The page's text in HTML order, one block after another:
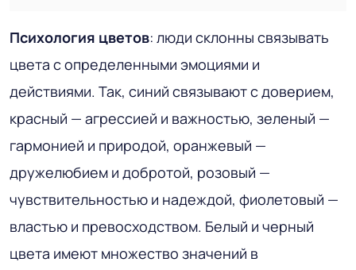
Психология цветов: люди склонны связывать
цвета с определенными эмоциями и
действиями. Так, синий связывают с доверием,
красный — агрессией и важностью, зеленый —
гармонией и природой, оранжевый —
дружелюбием и добротой, розовый —
чувствительностью и надеждой, фиолетовый —
властью и превосходством. Белый и черный
цвета имеют множество значений в